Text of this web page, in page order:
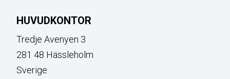
HUVUDKONTOR
Tredje Avenyen 3
281 48 Hässleholm
Sverige